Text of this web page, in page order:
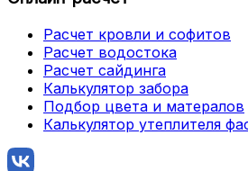
Расчет кровли и софитов
Расчет водостока
Расчет сайдинга
Калькулятор забора
Подбор цвета и матералов
Калькулятор утеплителя